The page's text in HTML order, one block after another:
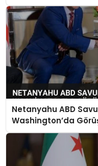
Netanyahu ABD
Washington’da